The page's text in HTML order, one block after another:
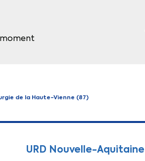
moment
de la Haute-Vienne (87)
URD Nouvelle-Aquitaine